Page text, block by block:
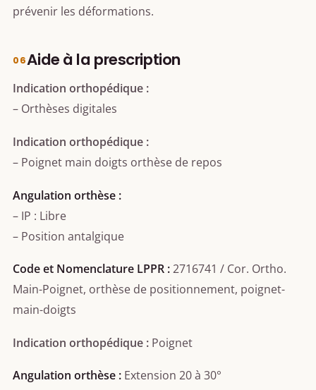
prévenir les déformations.
Aide à la prescription
Indication orthopédique :
– Orthèses digitales
Indication orthopédique :
– Poignet main doigts orthèse de repos
Angulation orthèse :
– IP : Libre
– Position antalgique
Code et Nomenclature LPPR :2716741 / Cor. Ortho.
Main-Poignet, orthèse de positionnement, poignet-
main-doigts
Indication orthopédique : Poignet
Angulation orthèse : Extension 20 à 30°